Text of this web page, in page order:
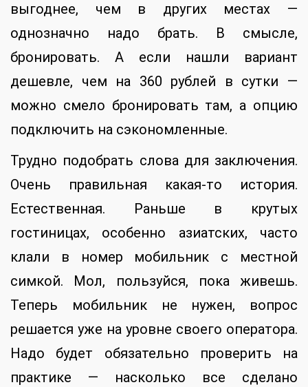
выгоднее, чем в других местах —
однозначно надо брать. В смысле,
бронировать. А если нашли вариант
дешевле, чем на 360 рублей в сутки —
можно смело бронировать там, а опцию
подключить на сэкономленные.
Трудно подобрать слова для заключения.
Очень правильная какая-то история.
Естественная. Раньше в крутых
гостиницах, особенно азиатских, часто
клали в номер мобильник с местной
симкой. Мол, пользуйся, пока живешь.
Теперь мобильник не нужен, вопрос
решается уже на уровне своего оператора.
Надо будет обязательно проверить на
практике — насколько все сделано